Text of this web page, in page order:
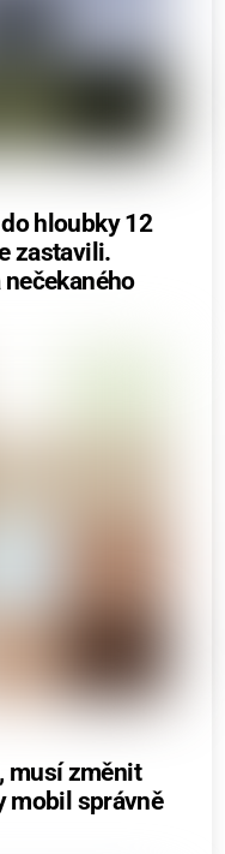
hloubky 12
zastavili.
musí změnit
mobil správně